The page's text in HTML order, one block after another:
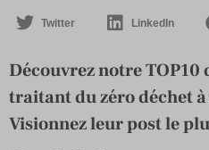
Twitter LinkedIn
Découvrez notre
traitant du zéro déchet
Visionnez leur post le